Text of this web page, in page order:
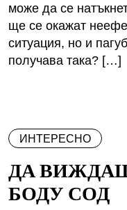
може да се
ще се окажат
ситуация, но и
получава така? […]
ИНТЕРЕСНО
ДА
БОДУ СОД